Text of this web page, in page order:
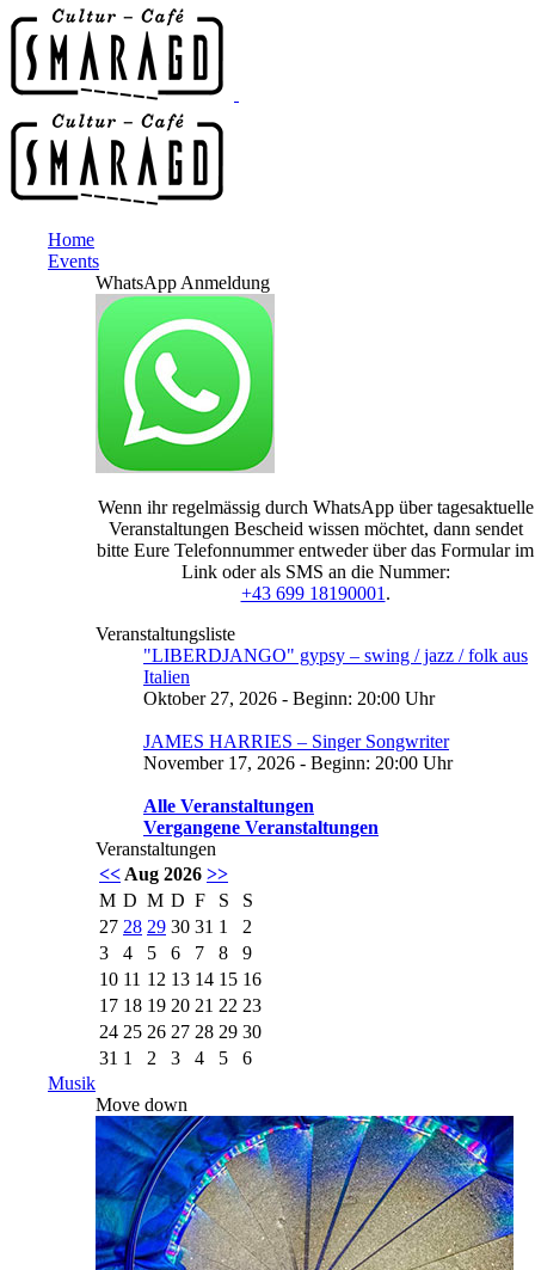
Home
Events
WhatsApp Anmeldung
Wenn ihr regelmässig durch WhatsApp über tagesaktuelle
Veranstaltungen Bescheid wissen möchtet, dann sendet
bitte Eure Telefonnummer entweder über das Formular im
Link oder als SMS an die Nummer:
+43 699 18190001 .
Veranstaltungsliste
"LIBERDJANGO" gypsy – swing / jazz / folk aus
Italien
Oktober 27, 2026 - Beginn: 20:00 Uhr
JAMES HARRIES – Singer Songwriter
November 17, 2026 - Beginn: 20:00 Uhr
Alle Veranstaltungen
Vergangene Veranstaltungen
Veranstaltungen
<< Aug 2026 >>
M D M D F S
S
27 28 29 30 31 1
2
3
4 5 6 7 8
9
10 11 12 13 14 15 16
17 18 19 20 21 22 23
24 25 26 27 28 29 30
31 1 2 3 4 5
6
Musik
Move down